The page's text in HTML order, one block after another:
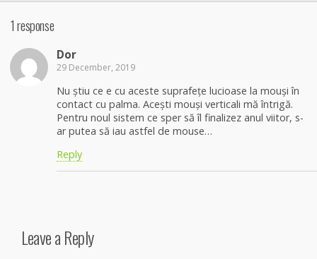
1 response
Dor
29 December, 2019
Nu știu ce e cu aceste suprafețe lucioase la mouși în
contact cu palma. Acești mouși verticali mă întrigă.
Pentru noul sistem ce sper să îl finalizez anul viitor, s-
ar putea să iau astfel de mouse…
Reply
Leave a Reply